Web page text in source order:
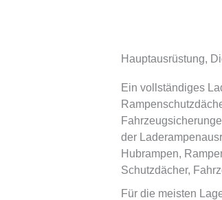
Hauptausrüstung,
Ein vollständiges
der
Hubrampen,
Schutzdächer,
Für die meisten